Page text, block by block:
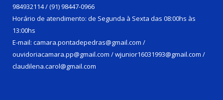
984932114 / (91) 98447-0966
Horário de atendimento: de Segunda à Sexta das 08:00hs às
13:00hs
E-mail: camara.pontadepedras@gmail.com /
ouvidoriacamara.pp@gmail.com / wjunior16031993@gmail.com /
claudilena.carol@gmail.com